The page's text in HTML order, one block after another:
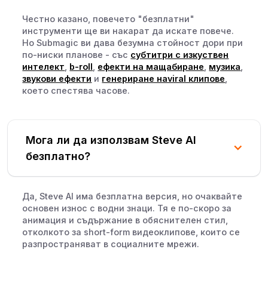
Честно казано, повечето "безплатни"
инструменти ще ви накарат да искате повече.
Но Submagic ви дава безумна стойност дори при
по-ниски планове - със субтитри с изкуствен
интелект b-roll ефекти на мащабиране музика
звукови ефекти и генериране наviral клипове
което спестява часове.
Мога ли да използвам Steve AI
безплатно?
Да, Steve AI има безплатна версия, но очаквайте
основен износ с водни знаци. Тя е по-скоро за
анимация и съдържание в обяснителен стил,
отколкото за short-form видеоклипове, които се
разпространяват в социалните мрежи.